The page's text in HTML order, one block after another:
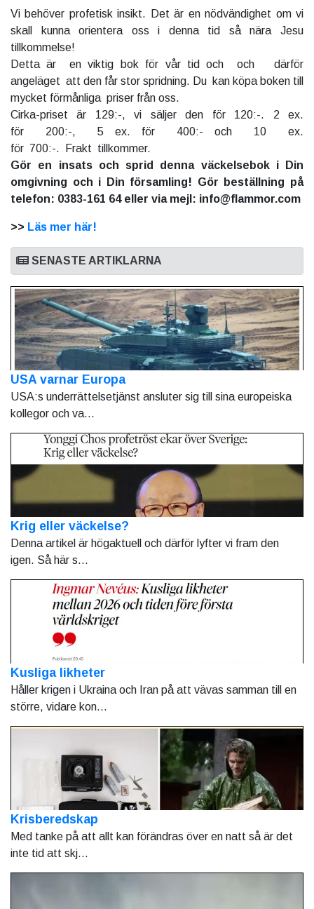
Vi behöver profetisk insikt. Det är en nödvändighet om vi
skall kunna orientera oss i denna tid så nära Jesu
tillkommelse!
Detta är en viktig bok för vår tid och och därför
angeläget att den får stor spridning. Du kan köpa boken till
mycket förmånliga priser från oss.
Cirka-priset är 129:-, vi säljer den för 120:-. 2 ex.
för 200:-, 5 ex. för 400:- och 10 ex.
för 700:-. Frakt tillkommer.
Gör en insats och sprid denna väckelsebok i Din
omgivning och i Din församling! Gör beställning på
telefon: 0383-161 64 eller via mejl: info@flammor.com
>> Läs mer här!
SENASTE ARTIKLARNA
USA varnar Europa
USA:s underrättelsetjänst ansluter sig till sina europeiska
kollegor och va...
Krig eller väckelse?
Denna artikel är högaktuell och därför lyfter vi fram den
igen. Så här s...
Kusliga likheter
Håller krigen i Ukraina och Iran på att vävas samman till en
större, vidare kon...
Krisberedskap
Med tanke på att allt kan förändras över en natt så är det
inte tid att skj...